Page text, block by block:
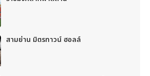
สามย่าน มิตรทาวน์ ฮอลล์